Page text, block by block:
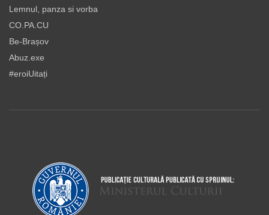
Lemnul, panza si vorba
CO.PA.CU
Be-Brașov
Abuz.exe
#eroiUitați